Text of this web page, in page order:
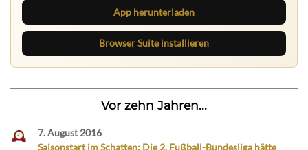
App herunterladen
Browser Suite installieren
Vor zehn Jahren...
7. August 2016
Saisonstart im Schatten: Die 2. Fußball-Bundesliga hätte